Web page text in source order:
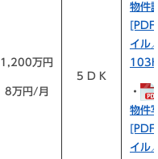
1,200万円
8万円/月
5 D K
物件
[PDF
イル
・
物件
イル